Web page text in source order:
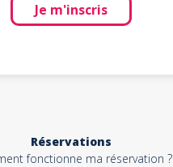
Je m'inscris
Réservations
fonctionne ma réservation ?